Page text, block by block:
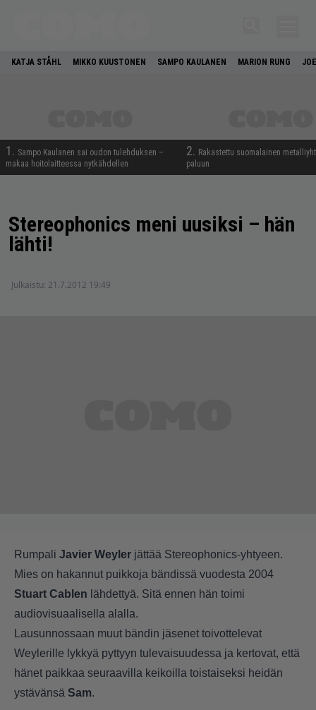
KATJA STÅHL MIKKO KUUSTONEN SAMPO KAULANEN MARION RUNG
1. Sampo Kaulanen sai oudon tulehduksen –
makaa hoitolaitteessa nytkähdellen
2. Rakastettu suomalainen
paluun
Stereophonics meni uusiksi – hän
lähti!
Julkaistu: 21.7.2012 19:49
Rumpali Javier Weyler jättää Stereophonics-yhtyeen.
Mies on hakannut puikkoja bändissä vuodesta 2004
Stuart Cablen lähdettyä. Sitä ennen hän toimi
audiovisuaalisella alalla.
Lausunnossaan muut bändin jäsenet toivottelevat
Weylerille lykkyä pyttyyn tulevaisuudessa ja kertovat, että
hänet paikkaa seuraavilla keikoilla toistaiseksi heidän
ystävänsä Sam.